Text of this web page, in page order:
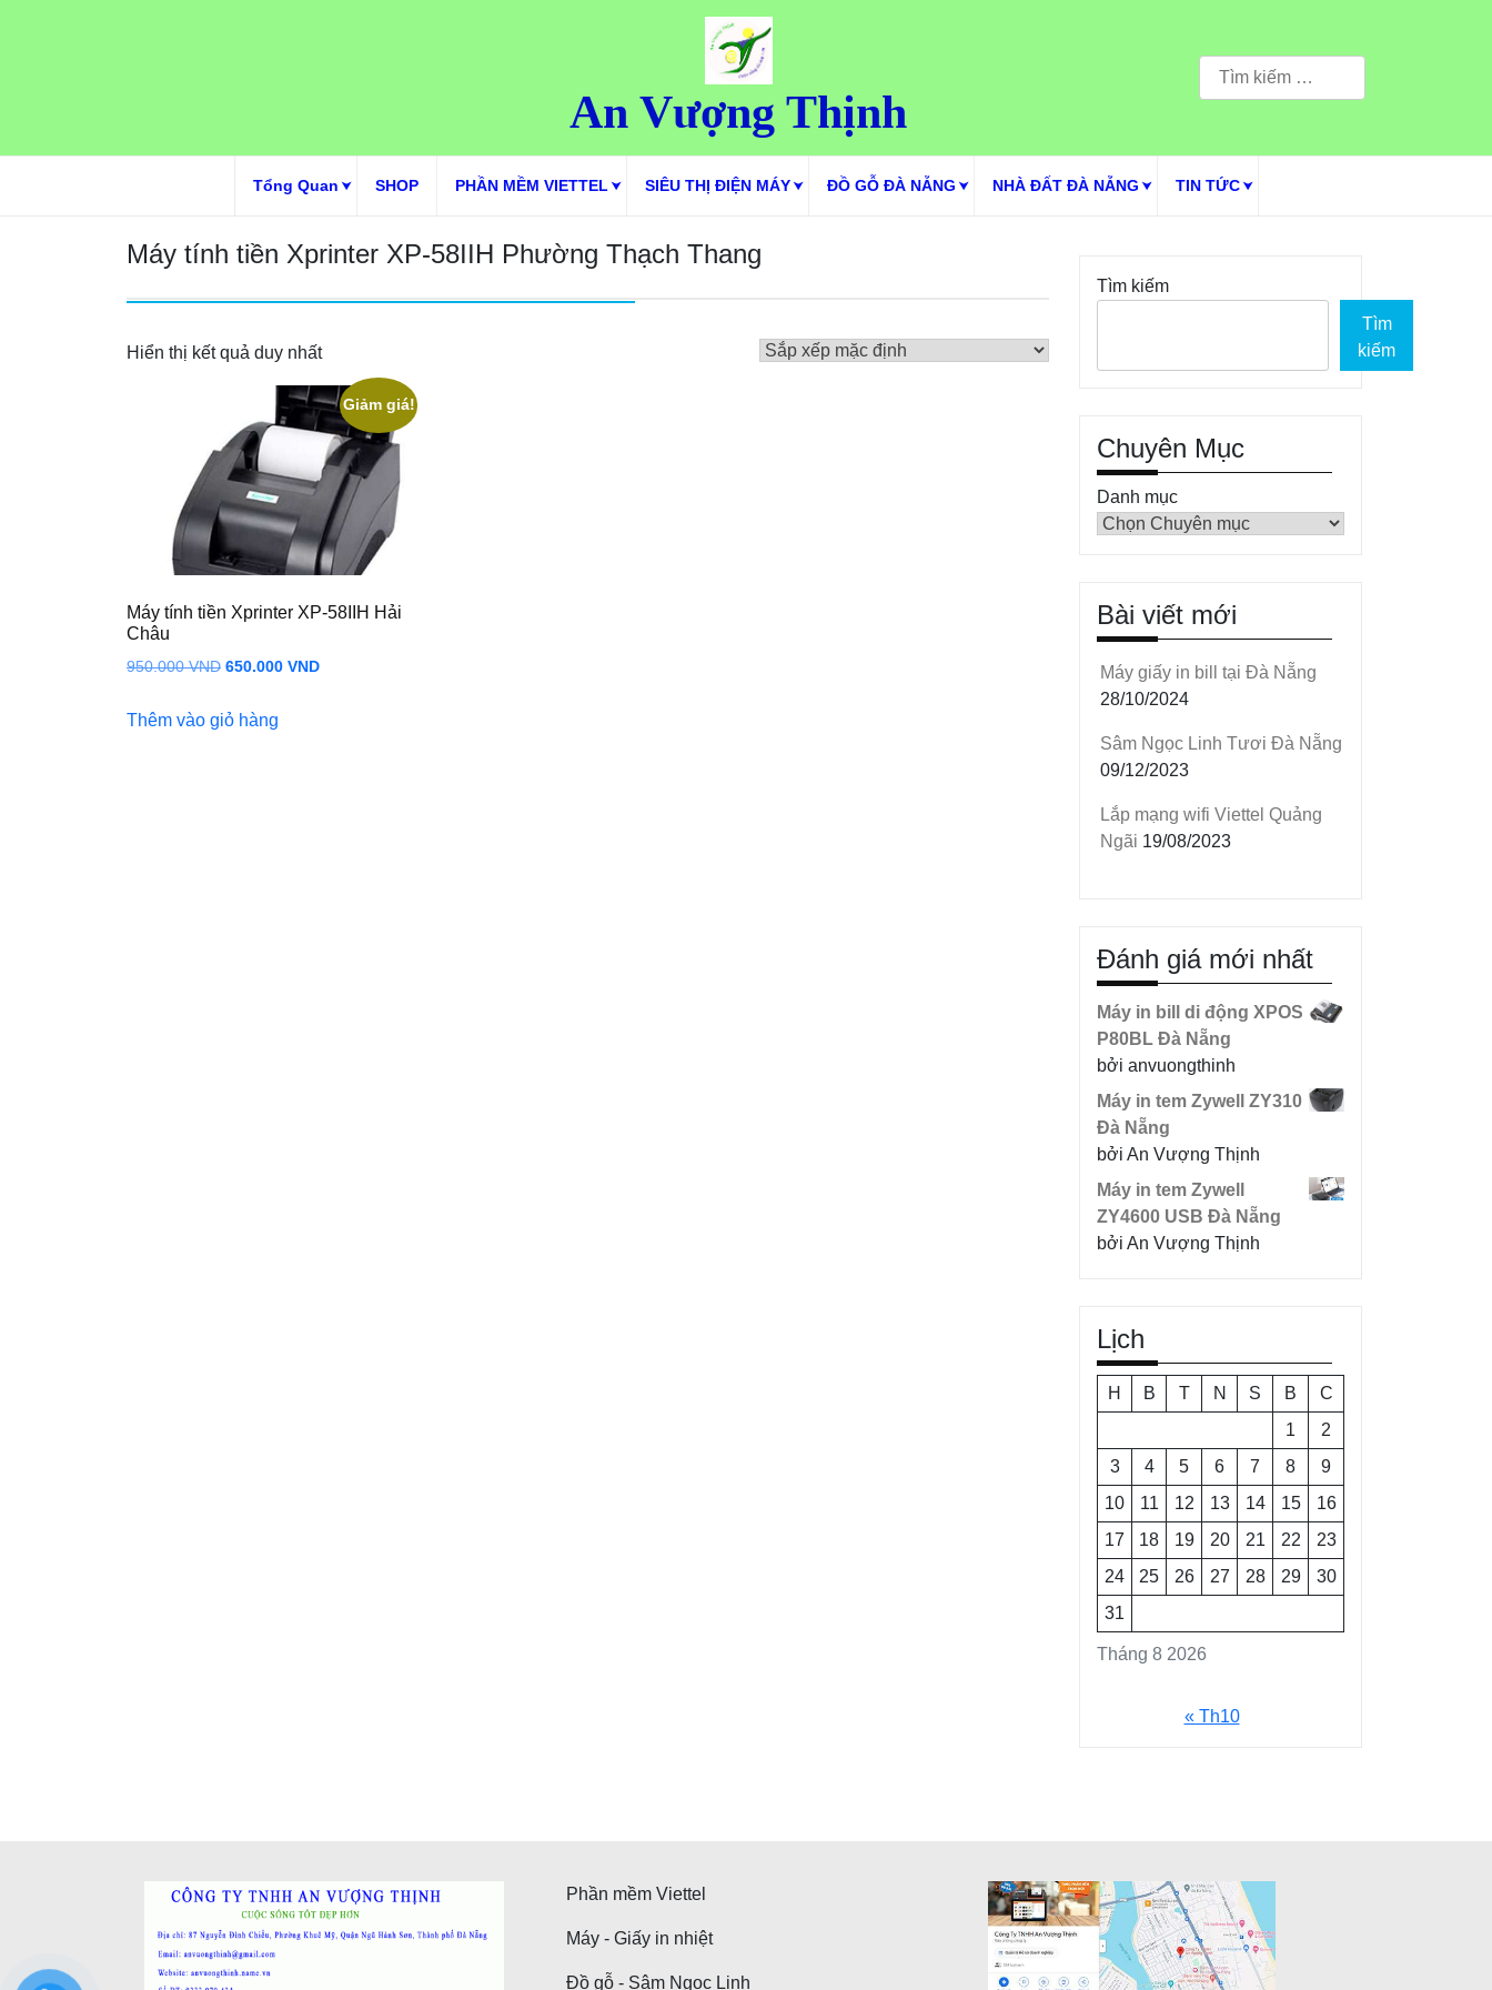
An Vượng Thịnh
Tìm
kiếm
Tổng Quan SHOP PHẦN MỀM VIETTEL SIÊU THỊ ĐIỆN MÁY ĐỒ GỖ ĐÀ NẴNG NHÀ ĐẤT ĐÀ NẴNG TIN TỨC
Máy tính tiền Xprinter XP-58IIH Phường Thạch Thang
Hiển thị kết quả duy nhất
Giảm giá!
Máy tính tiền Xprinter XP-58IIH Hải
Châu
950.000VND Giá
là:
650.000 VNDGiá
Thêm vào giỏ hàng
Tìm kiếm
Tìm
kiếm
Chuyên Mục
Danh mục
Bài viết mới
Máy giấy in bill tại Đà Nẵng
28/10/2024
Sâm Ngọc Linh Tươi Đà Nẵng
09/12/2023
Lắp mạng wifi Viettel Quảng
Ngãi 19/08/2023
Đánh giá mới nhất
Máy in bill di động XPOS
P80BL Đà Nẵng
bởi anvuongthinh
Máy in tem Zywell ZY310
Đà Nẵng
bởi An Vượng Thịnh
Máy in tem Zywell
ZY4600 USB Đà Nẵng
bởi An Vượng Thịnh
Lịch
Tháng 8 2026
H B T N S B
C
1
2
3
4 5 6 7 8
9
10
11 12 13 14 15
16
17
18 19 20 21 22
23
24
25 26 27 28 29
30
31
« Th10
Phần mềm Viettel
Máy - Giấy in nhiệt
Đồ gỗ - Sâm Ngọc Linh